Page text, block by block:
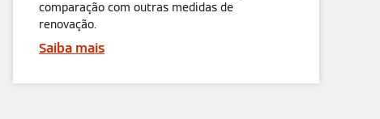
comparação com outras medidas de
renovação.
Saiba mais